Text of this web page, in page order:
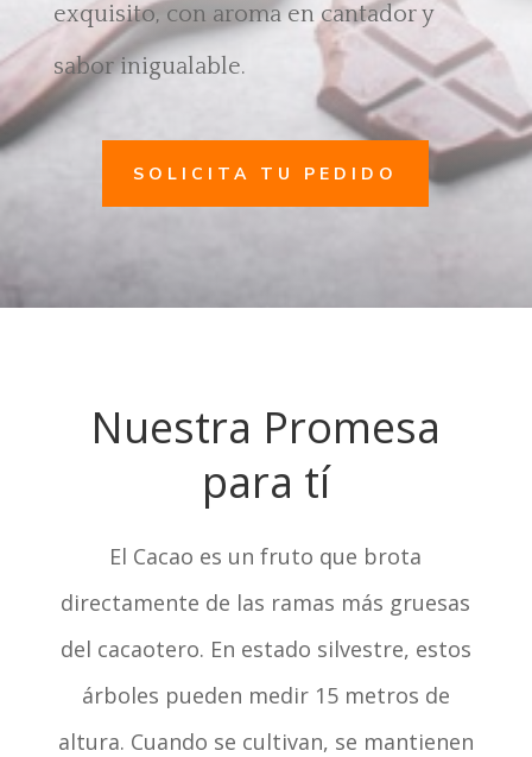
exquisito, con aroma en cantador y
sabor inigualable.
SOLICITA TU PEDIDO
Nuestra Promesa
para tí
El Cacao es un fruto que brota
directamente de las ramas más gruesas
del cacaotero. En estado silvestre, estos
árboles pueden medir 15 metros de
altura. Cuando se cultivan, se mantienen